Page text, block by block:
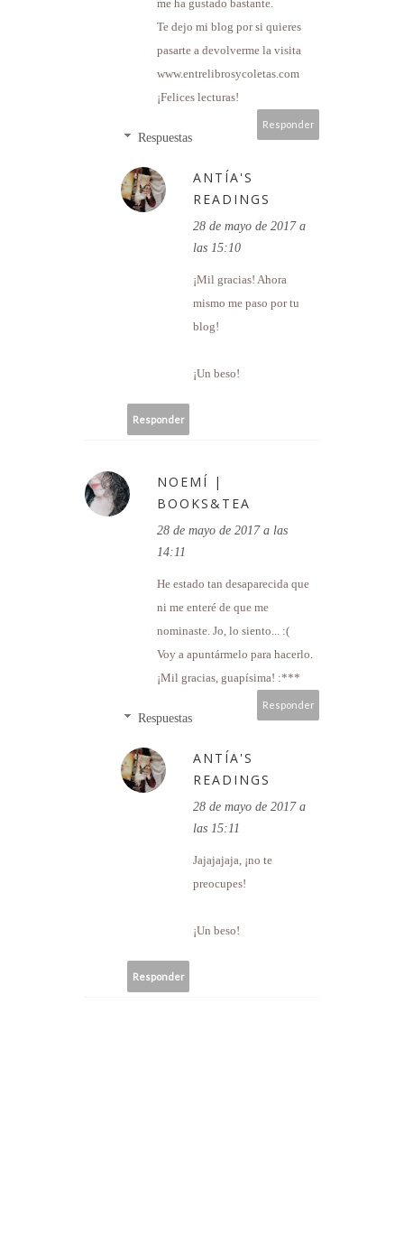
me ha gustado bastante.
Te dejo mi blog por si quieres
pasarte a devolverme la visita
www.entrelibrosycoletas.com
¡Felices lecturas!
Responder
Respuestas
ANTÍA'S
READINGS
28 de mayo de 2017 a
las 15:10
¡Mil gracias! Ahora
mismo me paso por tu
blog!
¡Un beso!
Responder
NOEMÍ |
BOOKS&TEA
28 de mayo de 2017 a las
14:11
He estado tan desaparecida que
ni me enteré de que me
nominaste. Jo, lo siento... :(
Voy a apuntármelo para hacerlo.
¡Mil gracias, guapísima! :***
Responder
Respuestas
ANTÍA'S
READINGS
28 de mayo de 2017 a
las 15:11
Jajajajaja, ¡no te
preocupes!
¡Un beso!
Responder